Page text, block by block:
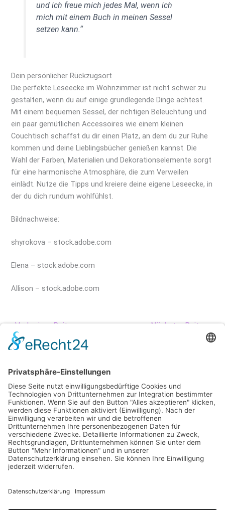
und ich freue mich jedes Mal, wenn ich
mich mit einem Buch in meinen Sessel
setzen kann.“
Dein persönlicher Rückzugsort
Die perfekte Leseecke im Wohnzimmer ist nicht schwer zu
gestalten, wenn du auf einige grundlegende Dinge achtest.
Mit einem bequemen Sessel, der richtigen Beleuchtung und
ein paar gemütlichen Accessoires wie einem kleinen
Couchtisch schaffst du dir einen Platz, an dem du zur Ruhe
kommen und deine Lieblingsbücher genießen kannst. Die
Wahl der Farben, Materialien und Dekorationselemente sorgt
für eine harmonische Atmosphäre, die zum Verweilen
einlädt. Nutze die Tipps und kreiere deine eigene Leseecke, in
der du dich rundum wohlfühlst.
Bildnachweise:
shyrokova – stock.adobe.com
Elena – stock.adobe.com
Allison – stock.adobe.com
←Vorheriger Beitrag Nächster Beitrag→
Impressum